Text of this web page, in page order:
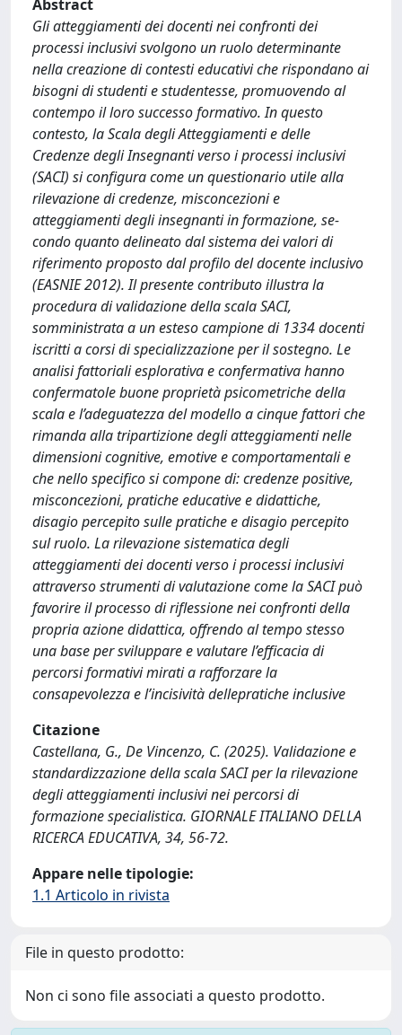
Abstract
Gli atteggiamenti dei docenti nei confronti dei
processi inclusivi svolgono un ruolo determinante
nella creazione di contesti educativi che rispondano ai
bisogni di studenti e studentesse, promuovendo al
contempo il loro successo formativo. In questo
contesto, la Scala degli Atteggiamenti e delle
Credenze degli Insegnanti verso i processi inclusivi
(SACI) si configura come un questionario utile alla
rilevazione di credenze, misconcezioni e
atteggiamenti degli insegnanti in formazione, se‐
condo quanto delineato dal sistema dei valori di
riferimento proposto dal profilo del docente inclusivo
(EASNIE 2012). Il presente contributo illustra la
procedura di validazione della scala SACI,
somministrata a un esteso campione di 1334 docenti
iscritti a corsi di specializzazione per il sostegno. Le
analisi fattoriali esplorativa e confermativa hanno
confermatole buone proprietà psicometriche della
scala e l’adeguatezza del modello a cinque fattori che
rimanda alla tripartizione degli atteggiamenti nelle
dimensioni cognitive, emotive e comportamentali e
che nello specifico si compone di: credenze positive,
misconcezioni, pratiche educative e didattiche,
disagio percepito sulle pratiche e disagio percepito
sul ruolo. La rilevazione sistematica degli
atteggiamenti dei docenti verso i processi inclusivi
attraverso strumenti di valutazione come la SACI può
favorire il processo di riflessione nei confronti della
propria azione didattica, offrendo al tempo stesso
una base per sviluppare e valutare l’efficacia di
percorsi formativi mirati a rafforzare la
consapevolezza e l’incisività dellepratiche inclusive
Citazione
Castellana, G., De Vincenzo, C. (2025). Validazione e
standardizzazione della scala SACI per la rilevazione
degli atteggiamenti inclusivi nei percorsi di
formazione specialistica. GIORNALE ITALIANO DELLA
RICERCA EDUCATIVA, 34, 56-72.
Appare nelle tipologie:
1.1 Articolo in rivista
File in questo prodotto:
Non ci sono file associati a questo prodotto.